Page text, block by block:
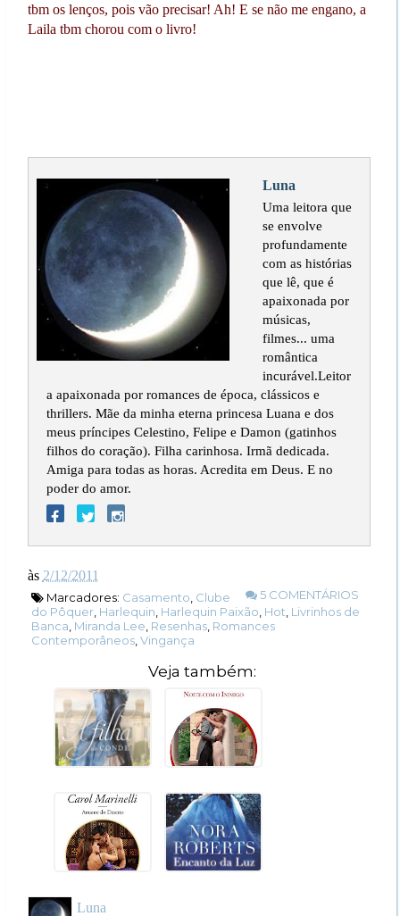
tbm os lenços, pois vão precisar! Ah! E se não me engano, a
Laila tbm chorou com o livro!
Luna
Uma leitora que
se envolve
profundamente
com as histórias
que lê, que é
apaixonada por
músicas,
filmes... uma
romântica
incurável.Leitor
a apaixonada por romances de época, clássicos e
thrillers. Mãe da minha eterna princesa Luana e dos
meus príncipes Celestino, Felipe e Damon (gatinhos
filhos do coração). Filha carinhosa. Irmã dedicada.
Amiga para todas as horas. Acredita em Deus. E no
poder do amor.
às 2/12/2011
5 COMENTÁRIOS
Marcadores: Casamento Clube
do Pôquer, Harlequin Harlequin Paixão Hot Livrinhos de
Banca Miranda Lee Resenhas, Romances
Contemporâneos, Vingança
Veja também:
Luna